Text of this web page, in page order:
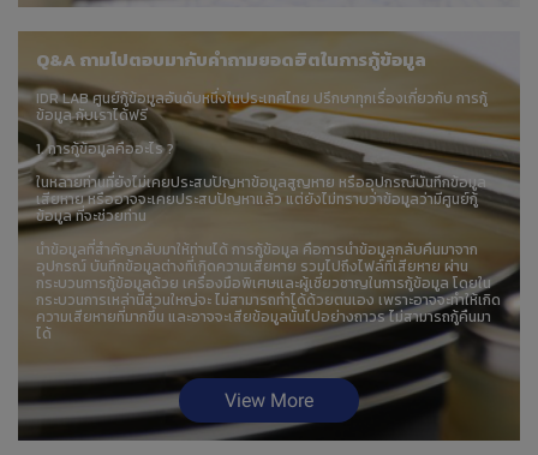
Q&A ถามไปตอบมากับคำถามยอดฮิตในการกู้ข้อมูล
IDR LAB ศูนย์กู้ข้อมูลอันดับหนึ่งในประเทศไทย ปรึกษาทุกเรื่องเกี่ยวกับ การกู้
ข้อมูล กับเราได้ฟรี
1. การกู้ข้อมูลคืออะไร ?
ในหลายท่านที่ยังไม่เคยประสบปัญหาข้อมูลสูญหาย หรืออุปกรณ์บันทึกข้อมูล
เสียหาย หรืออาจจะเคยประสบปัญหาแล้ว แต่ยังไม่ทราบว่าข้อมูลว่ามีศูนย์กู้
ข้อมูล ที่จะช่วยท่าน
นำข้อมูลที่สำคัญกลับมาให้ท่านได้ การกู้ข้อมูล คือการนำข้อมูลกลับคืนมาจาก
อุปกรณ์ บันทึกข้อมูลต่างที่เกิดความเสียหาย รวมไปถึงไฟล์ที่เสียหาย ผ่าน
กระบวนการกู้ข้อมูลด้วย เครื่องมือพิเศษและผู้เชี่ยวชาญในการกู้ข้อมูล โดยใน
กระบวนการเหล่านี้ส่วนใหญ่จะ ไม่สามารถทำได้ด้วยตนเอง เพราะอาจจะทำให้เกิด
ความเสียหายที่มากขึ้น และอาจจะเสียข้อมูลนั้นไปอย่างถาวร ไม่สามารถกู้คืนมา
ได้
View More